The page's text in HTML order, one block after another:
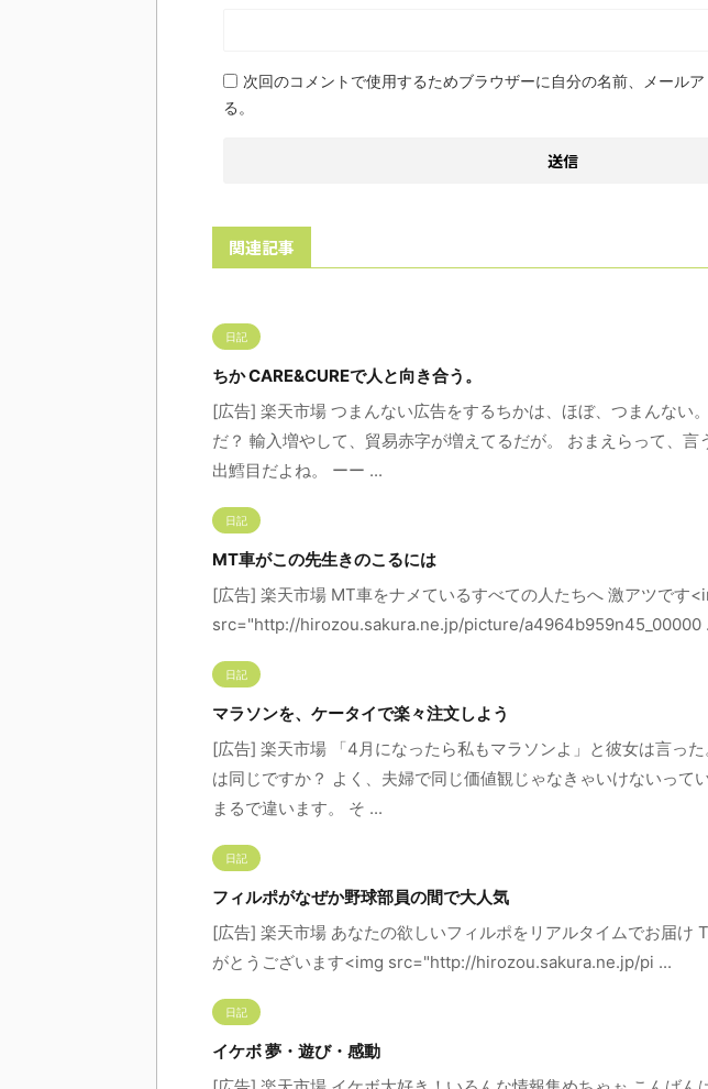
次回のコメントで使用するためブラウザーに自分の名前、メール
る。
関連記事
日記
ちか CARE&CUREで人と向き合う。
[広告] 楽天市場 つまんない広告をするちかは、ほぼ、つまんない
だ？ 輸入増やして、貿易赤字が増えてるだが。 おまえらって、言
出鱈目だよね。 ーー ...
日記
MT車がこの先生きのこるには
[広告] 楽天市場 MT車をナメているすべての人たちへ 激アツです
src="http://hirozou.sakura.ne.jp/picture/a4964b959n45_00000
日記
マラソンを、ケータイで楽々注文しよう
[広告] 楽天市場 「4月になったら私もマラソンよ」と彼女は言っ
は同じですか？ よく、夫婦で同じ価値観じゃなきゃいけないって
まるで違います。 そ ...
日記
フィルポがなぜか野球部員の間で大人気
[広告] 楽天市場 あなたの欲しいフィルポをリアルタイムでお届け
がとうございます<img src="http://hirozou.sakura.ne.jp/pi ...
日記
イケボ 夢・遊び・感動